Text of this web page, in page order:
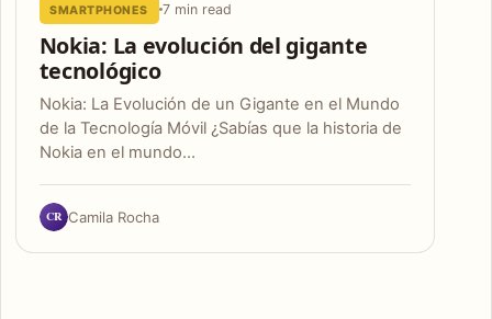
SMARTPHONES 7 min read
Nokia: La evolución del gigante
tecnológico
Nokia: La Evolución de un Gigante en el Mundo
de la Tecnología Móvil ¿Sabías que la historia de
Nokia en el mundo…
CR Camila Rocha